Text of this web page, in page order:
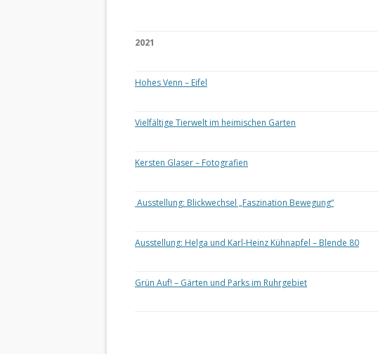
2021
Hohes Venn – Eifel
Vielfältige Tierwelt im heimischen Garten
Kersten Glaser – Fotografien
Ausstellung: Blickwechsel „Faszination Bewegung“
Ausstellung: Helga und Karl-Heinz Kühnapfel – Blende 80
Grün Auf! – Gärten und Parks im Ruhrgebiet